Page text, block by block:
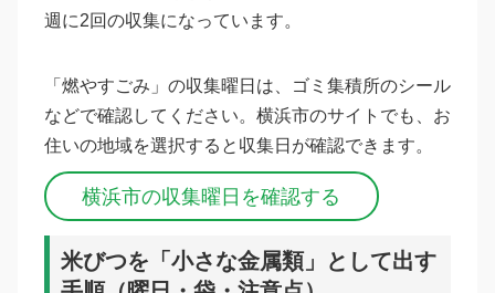
週に2回の収集になっています。
「燃やすごみ」の収集曜日は、ゴミ集積所のシール
などで確認してください。横浜市のサイトでも、お
住いの地域を選択すると収集日が確認できます。
横浜市の収集曜日を確認する
米びつを「小さな金属類」として出す